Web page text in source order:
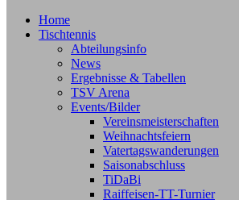
Home
Tischtennis
Abteilungsinfo
News
Ergebnisse & Tabellen
TSV Arena
Events/Bilder
Vereinsmeisterschaften
Weihnachtsfeiern
Vatertagswanderungen
Saisonabschluss
TiDaBi
Raiffeisen-TT-Turnier